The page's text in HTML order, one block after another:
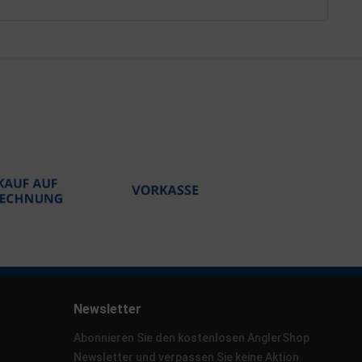
Newsletter
Abonnieren Sie den kostenlosen AnglerShop
Newsletter und verpassen Sie keine Aktion